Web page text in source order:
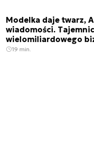
Modelka daje twarz,
wiadomości.
wielomiliardowego
19 min.